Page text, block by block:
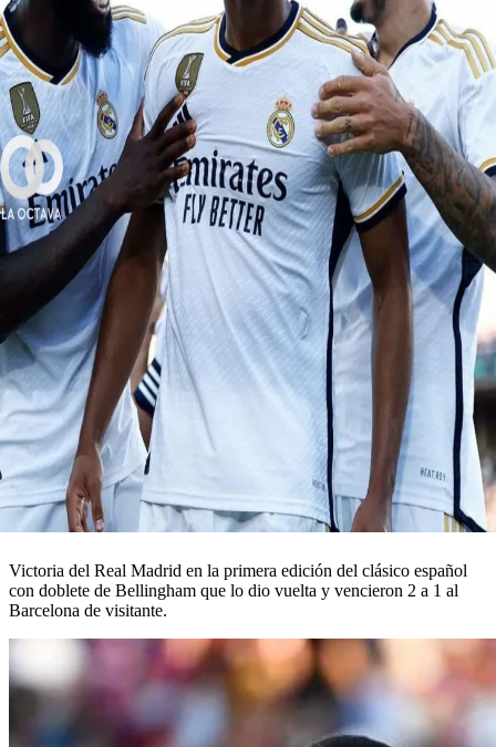
Victoria del Real Madrid en la primera edición del clásico español
con doblete de Bellingham que lo dio vuelta y vencieron 2 a 1 al
Barcelona de visitante.